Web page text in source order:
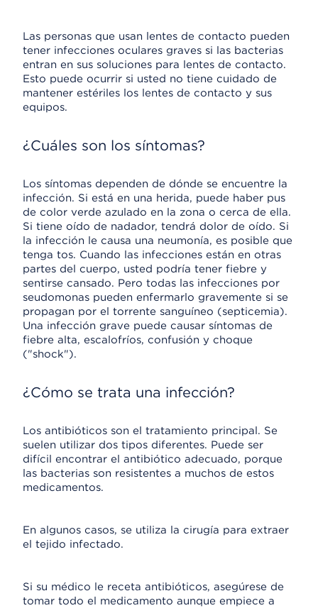
Las personas que usan lentes de contacto pueden
tener infecciones oculares graves si las bacterias
entran en sus soluciones para lentes de contacto.
Esto puede ocurrir si usted no tiene cuidado de
mantener estériles los lentes de contacto y sus
equipos.
¿Cuáles son los síntomas?
Los síntomas dependen de dónde se encuentre la
infección. Si está en una herida, puede haber pus
de color verde azulado en la zona o cerca de ella.
Si tiene oído de nadador, tendrá dolor de oído. Si
la infección le causa una neumonía, es posible que
tenga tos. Cuando las infecciones están en otras
partes del cuerpo, usted podría tener fiebre y
sentirse cansado. Pero todas las infecciones por
seudomonas pueden enfermarlo gravemente si se
propagan por el torrente sanguíneo (septicemia).
Una infección grave puede causar síntomas de
fiebre alta, escalofríos, confusión y choque
("shock").
¿Cómo se trata una infección?
Los antibióticos son el tratamiento principal. Se
suelen utilizar dos tipos diferentes. Puede ser
difícil encontrar el antibiótico adecuado, porque
las bacterias son resistentes a muchos de estos
medicamentos.
En algunos casos, se utiliza la cirugía para extraer
el tejido infectado.
Si su médico le receta antibióticos, asegúrese de
tomar todo el medicamento aunque empiece a